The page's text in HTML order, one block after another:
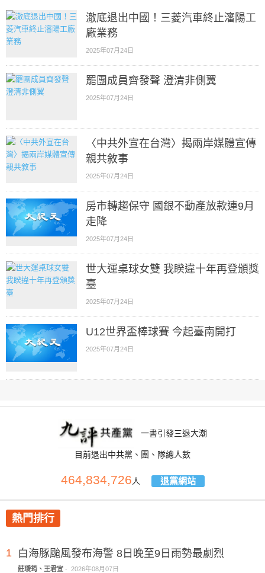
澈底退出中國！三菱汽車終止瀋陽工
廠業務
2025年07月24日
罷團成員齊發聲 澄清非側翼
2025年07月24日
〈中共外宣在台灣〉揭兩岸媒體宣傳
親共敘事
2025年07月24日
房市轉趨保守 國銀不動產放款連9月
走降
2025年07月24日
世大運桌球女雙 我睽違十年再登頒獎
臺
2025年07月24日
U12世界盃棒球賽 今起臺南開打
2025年07月24日
一書引發三退大潮
目前退出中共黨、團、隊總人數
464,834,726人 退黨網站
熱門排行
1 白海豚颱風發布海警 8日晚至9日雨勢最劇烈
莊璦筠、王君宜 - 2026年08月07日